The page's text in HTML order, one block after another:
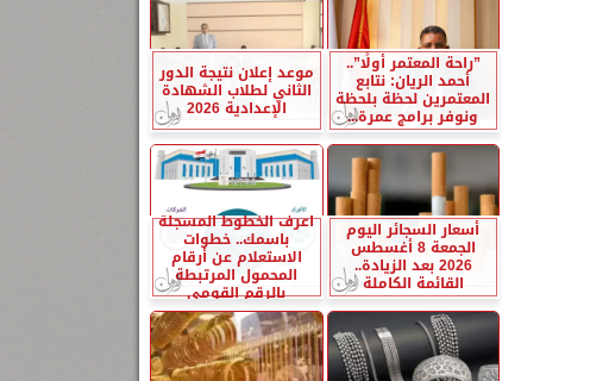
”راحة المعتمر أولًا”..
أحمد الريان: نتابع
المعتمرين لحظة بلحظة
ونوفر برامج عمرة...
موعد إعلان نتيجة الدور
الثاني لطلاب الشهادة
الإعدادية 2026
أسعار السجائر اليوم
الجمعة 8 أغسطس
2026 بعد الزيادة..
القائمة الكاملة
اعرف الخطوط المسجلة
باسمك.. خطوات
الاستعلام عن أرقام
المحمول المرتبطة
بالرقم القومي